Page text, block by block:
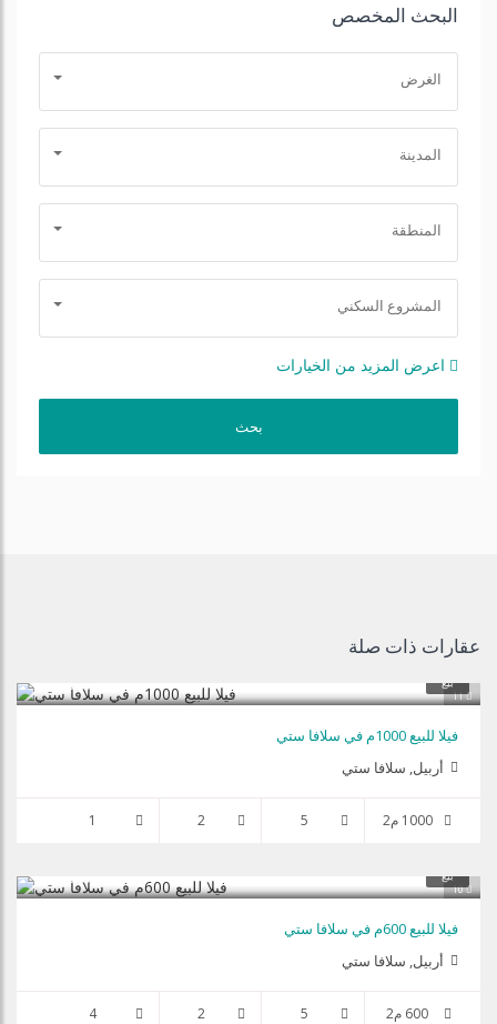
البحث المخصص
الغرض
المدينة
المنطقة
المشروع السكني
اعرض المزيد من الخيارات
عقارات ذات صلة
11
بيع $800,000
فيلا للبيع 1000م في سلافا ستي
أربيل, سلافا ستي
1000 م2 5
2
1
10
بيع $600,000
فيلا للبيع 600م في سلافا ستي
أربيل, سلافا ستي
600 م2 5
2
4